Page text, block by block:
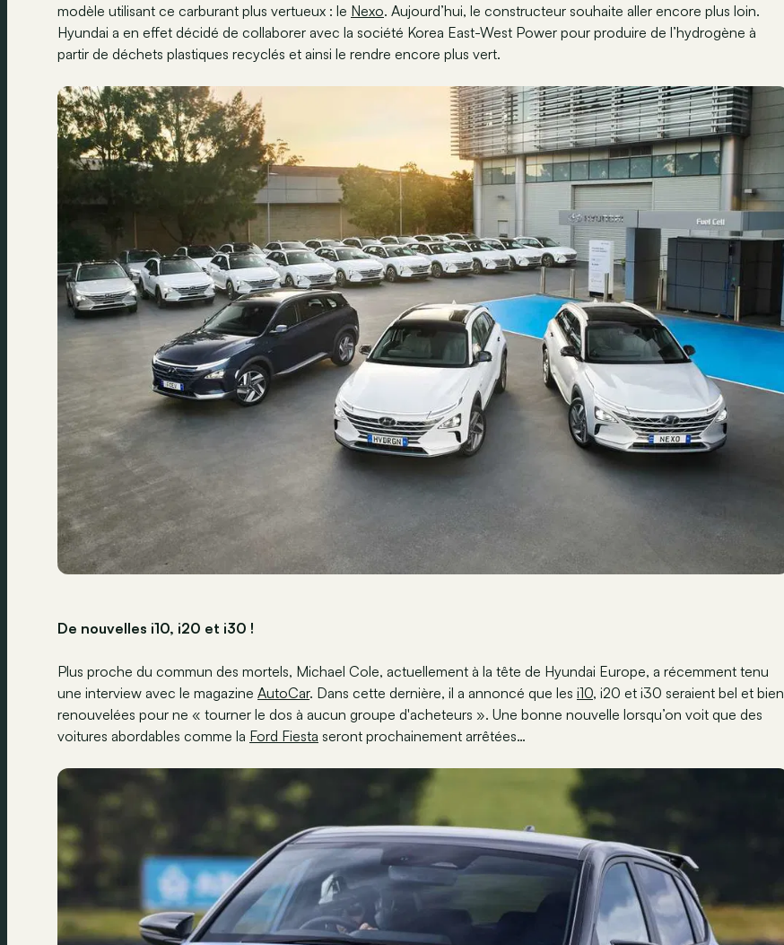
modèle utilisant ce carburant plus vertueux : le Nexo. Aujourd’hui, le constructeur souhaite aller encore plus loin.
Hyundai a en effet décidé de collaborer avec la société Korea East-West Power pour produire de l’hydrogène à
partir de déchets plastiques recyclés et ainsi le rendre encore plus vert.
De nouvelles i10, i20 et i30 !
Plus proche du commun des mortels, Michael Cole, actuellement à la tête de Hyundai Europe, a récemment tenu
une interview avec le magazine AutoCar. Dans cette dernière, il a annoncé que les i10, i20 et i30 seraient bel et bien
renouvelées pour ne « tourner le dos à aucun groupe d'acheteurs ». Une bonne nouvelle lorsqu’on voit que des
voitures abordables comme la Ford Fiesta seront prochainement arrêtées…